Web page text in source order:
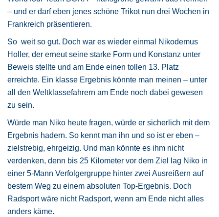
– und er darf eben jenes schöne Trikot nun drei Wochen in
Frankreich präsentieren.
So weit so gut. Doch war es wieder einmal Nikodemus
Holler, der erneut seine starke Form und Konstanz unter
Beweis stellte und am Ende einen tollen 13. Platz
erreichte. Ein klasse Ergebnis könnte man meinen – unter
all den Weltklassefahrern am Ende noch dabei gewesen
zu sein.
Würde man Niko heute fragen, würde er sicherlich mit dem
Ergebnis hadern. So kennt man ihn und so ist er eben –
zielstrebig, ehrgeizig. Und man könnte es ihm nicht
verdenken, denn bis 25 Kilometer vor dem Ziel lag Niko in
einer 5-Mann Verfolgergruppe hinter zwei Ausreißern auf
bestem Weg zu einem absoluten Top-Ergebnis. Doch
Radsport wäre nicht Radsport, wenn am Ende nicht alles
anders käme.